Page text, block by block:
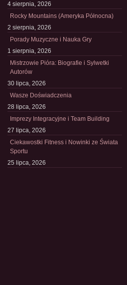
4 sierpnia, 2026
Rocky Mountains (Ameryka Północna)
2 sierpnia, 2026
Porady Muzyczne i Nauka Gry
1 sierpnia, 2026
Mistrzowie Pióra: Biografie i Sylwetki
Autorów
30 lipca, 2026
Wasze Doświadczenia
28 lipca, 2026
Imprezy Integracyjne i Team Building
27 lipca, 2026
Ciekawostki Fitness i Nowinki ze Świata
Sportu
25 lipca, 2026